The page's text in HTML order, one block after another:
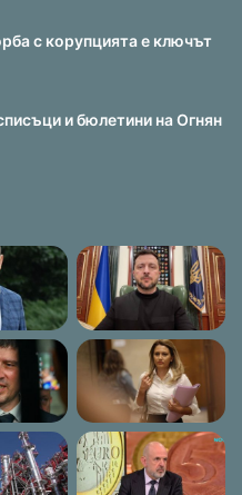
с корупцията е ключът
и бюлетини на Огнян